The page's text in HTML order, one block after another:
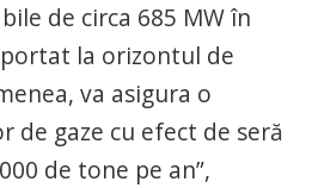
de circa 685 MW în
la orizontul de
va asigura o
de gaze cu efect de seră
de tone pe an”,